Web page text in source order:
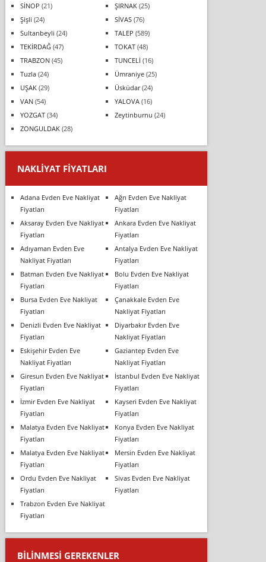
SİNOP (21) ŞIRNAK(25)
Şişli (24) SİVAS(76)
Sultanbeyli (24) TALEP (589)
TEKİRDAĞ(47) TOKAT(48)
TRABZON(45) TUNCELİ (16)
Tuzla(24) Ümraniye(25)
UŞAK(29) Üsküdar(24)
VAN(54) YALOVA(16)
YOZGAT(34) Zeytinburnu (24)
ZONGULDAK(28)
NAKLIYAT FIYATLARI
Adana Evden Eve Nakliyat
Fiyatları
Ağrı Evden Eve Nakliyat
Fiyatları
Aksaray Evden Eve Nakliyat
Fiyatları
Ankara Evden Eve Nakliyat
Fiyatları
Adıyaman Evden Eve
Nakliyat Fiyatları
Antalya Evden Eve Nakliyat
Fiyatları
Batman Evden Eve Nakliyat
Fiyatları
Bolu Evden Eve Nakliyat
Fiyatları
Bursa Evden Eve Nakliyat
Fiyatları
Çanakkale Evden Eve
Nakliyat Fiyatları
Denizli Evden Eve Nakliyat
Fiyatları
Diyarbakır Evden Eve
Nakliyat Fiyatları
Eskişehir Evden Eve
Nakliyat Fiyatları
Gaziantep Evden Eve
Nakliyat Fiyatları
Giresun Evden Eve Nakliyat
Fiyatları
İstanbul Evden Eve Nakliyat
Fiyatları
İzmir Evden Eve Nakliyat
Fiyatları
Kayseri Evden Eve Nakliyat
Fiyatları
Malatya Evden Eve Nakliyat
Fiyatları
Konya Evden Eve Nakliyat
Fiyatları
Malatya Evden Eve Nakliyat
Fiyatları
Mersin Evden Eve Nakliyat
Fiyatları
Ordu Evden Eve Nakliyat
Fiyatları
Sivas Evden Eve Nakliyat
Fiyatları
Trabzon Evden Eve Nakliyat
Fiyatları
BILINMESI GEREKENLER